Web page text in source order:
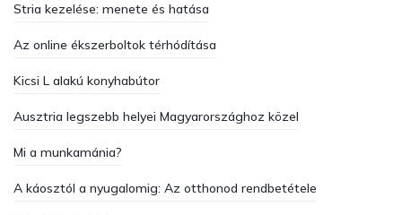
Stria kezelése: menete és hatása
Az online ékszerboltok térhódítása
Kicsi L alakú konyhabútor
Ausztria legszebb helyei Magyarországhoz közel
Mi a munkamánia?
A káosztól a nyugalomig: Az otthonod rendbetétele